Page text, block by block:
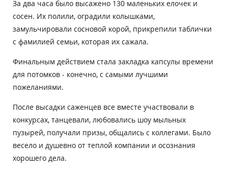
За два часа было высажено 130 маленьких елочек и
сосен. Их полили, оградили колышками,
замульчировали сосновой корой, прикрепили таблички
с фамилией семьи, которая их сажала.
Финальным действием стала закладка капсулы времени
для потомков - конечно, с самыми лучшими
пожеланиями.
После высадки саженцев все вместе участвовали в
конкурсах, танцевали, любовались шоу мыльных
пузырей, получали призы, общались с коллегами. Было
весело и душевно от теплой компании и осознания
хорошего дела.